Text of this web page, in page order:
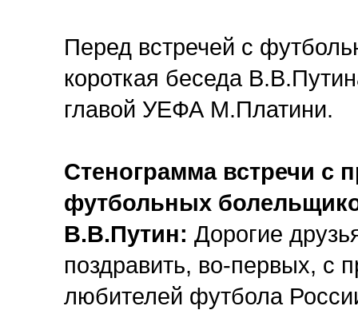
Перед встречей с
короткая беседа
главой УЕФА М.Платини.
Стенограмма встречи с
футбольных
В.В.Путин: Дорогие
поздравить, во-первых, с
любителей футбола